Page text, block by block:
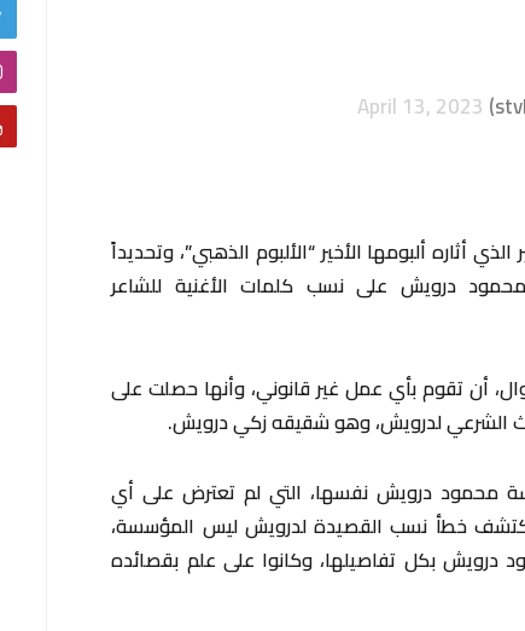
April 13, 2023
أثاره ألبومها الأخير “الألبوم الذهبي”، وتحديداً
درويش على نسب كلمات الأغنية للشاعر
أن تقوم بأي عمل غير قانوني، وأنها حصلت على
الشرعي لدرويش، وهو شقيقه زكي درويش.
محمود درويش نفسها، التي لم تعترض على أي
خطأ نسب القصيدة لدرويش ليس المؤسسة،
درويش بكل تفاصيلها، وكانوا على علم بقصائده